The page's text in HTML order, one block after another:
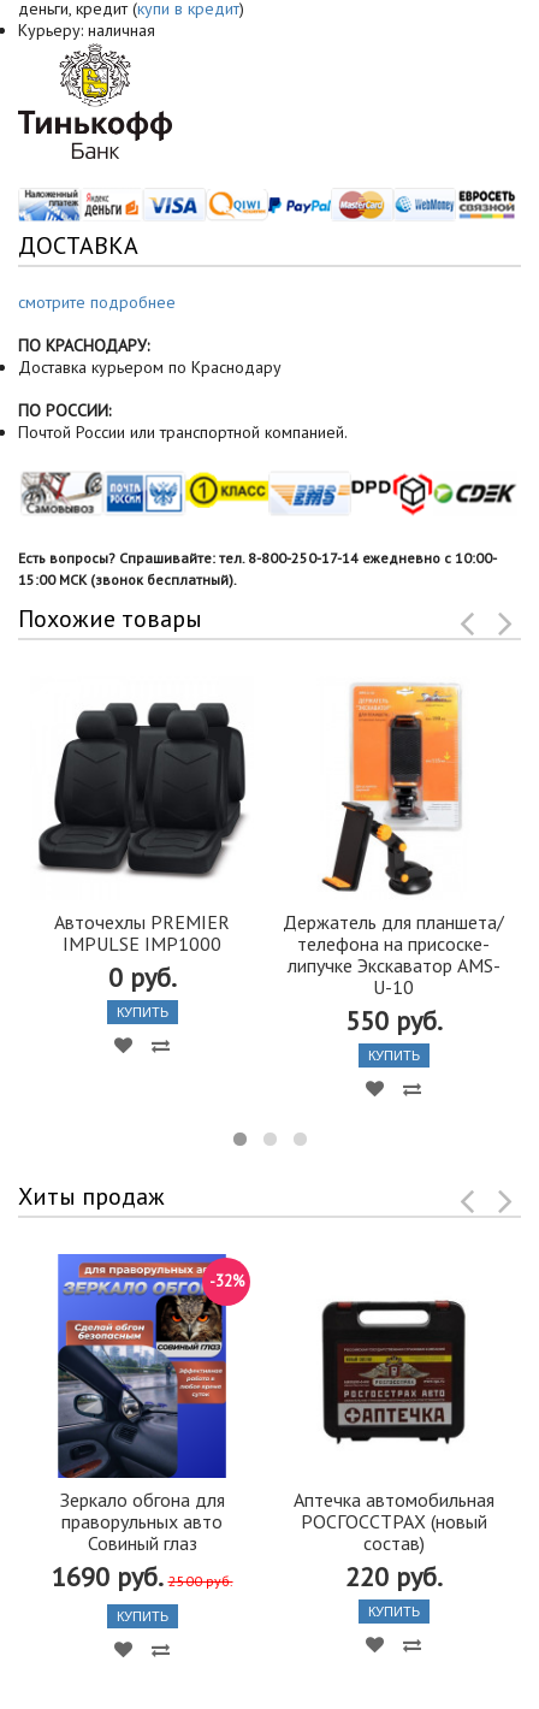
деньги, кредит (купи в кредит)
Курьеру: наличная
ДОСТАВКА
смотрите подробнее
ПО КРАСНОДАРУ:
Доставка курьером по Краснодару
ПО РОССИИ:
Почтой России или транспортной компанией.
Есть вопросы? Спрашивайте: тел. 8-800-250-17-14 ежедневно с 10:00-
15:00 МСК (звонок бесплатный).
Похожие товары
Авточехлы PREMIER
IMPULSE IMP1000
0 руб.
КУПИТЬ
Держатель для планшета/
телефона на присоске-
липучке Экскаватор AMS-
U-10
550 руб.
КУПИТЬ
Хиты продаж
Зеркало обгона для
праворульных авто
Совиный глаз
1690 руб. 2500 руб.
-32%
КУПИТЬ
Аптечка автомобильная
РОСГОССТРАХ (новый
состав)
220 руб.
КУПИТЬ